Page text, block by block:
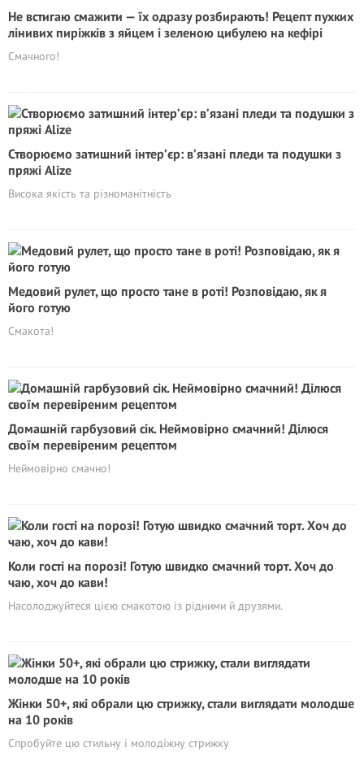
Не встигаю смажити — їх одразу розбирають! Рецепт пухких
лінивих пиріжків з яйцем і зеленою цибулею на кефірі
Смачного!
Створюємо затишний інтер’єр: в’язані пледи та подушки з
пряжі Alize
Висока якість та різноманітність
Медовий рулет, що просто тане в роті! Розповідаю, як я
його готую
Cмакота!
Домашній гарбузовий сік. Неймовірно смачний! Ділюся
своїм перевіреним рецептом
Неймовірно смачно!
Коли гості на порозі! Готую швидко смачний торт. Хоч до
чаю, хоч до кави!
Насолоджуйтеся цією смакотою із рідними й друзями.
Жінки 50+, які обрали цю стрижку, стали виглядати молодше
на 10 років
Спробуйте цю стильну і молодіжну стрижку